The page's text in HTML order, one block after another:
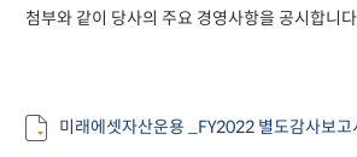
첨부와 같이 당사의 주요 경영사항을 공시합니
미래에셋자산운용 _FY2022 별도감사보